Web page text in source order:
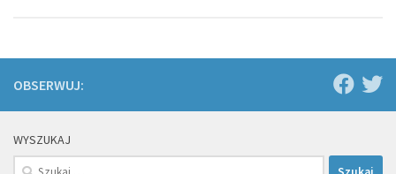
OBSERWUJ:
WYSZUKAJ
Szukaj: